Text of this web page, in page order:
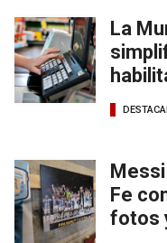
La
Fe
fotos